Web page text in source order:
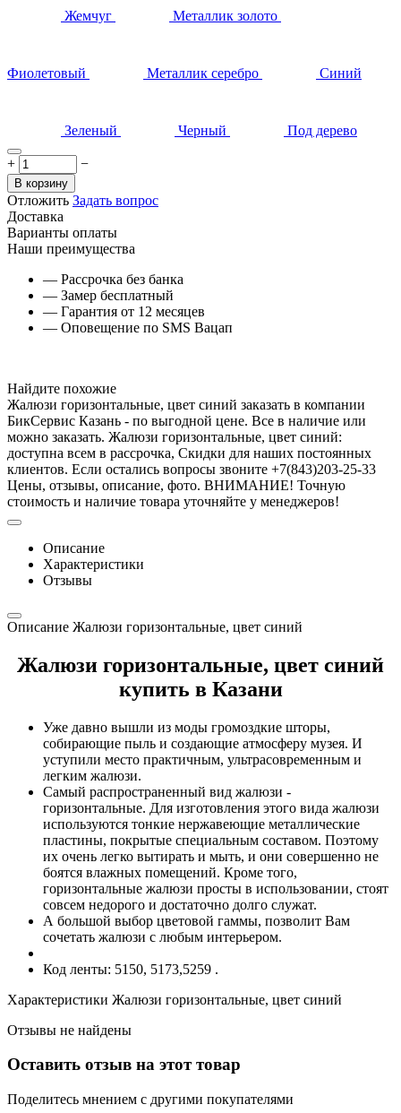
Жемчуг Металлик золото
Фиолетовый Металлик серебро Синий
Зеленый Черный Под дерево
+ −
В корзину
Отложить Задать вопрос
Доставка
Варианты оплаты
Наши преимущества
— Рассрочка без банка
— Замер бесплатный
— Гарантия от 12 месяцев
— Оповещение по SMS Вацап
Найдите похожие
Жалюзи горизонтальные, цвет синий заказать в компании
БикСервис Казань - по выгодной цене. Все в наличие или
можно заказать. Жалюзи горизонтальные, цвет синий:
доступна всем в рассрочка, Скидки для наших постоянных
клиентов. Если остались вопросы звоните +7(843)203-25-33
Цены, отзывы, описание, фото. ВНИМАНИЕ! Точную
стоимость и наличие товара уточняйте у менеджеров!
Описание
Характеристики
Отзывы
Описание Жалюзи горизонтальные, цвет синий
Жалюзи горизонтальные, цвет синий
купить в Казани
Уже давно вышли из моды громоздкие шторы,
собирающие пыль и создающие атмосферу музея. И
уступили место практичным, ультрасовременным и
легким жалюзи.
Самый распространенный вид жалюзи -
горизонтальные. Для изготовления этого вида жалюзи
используются тонкие нержавеющие металлические
пластины, покрытые специальным составом. Поэтому
их очень легко вытирать и мыть, и они совершенно не
боятся влажных помещений. Кроме того,
горизонтальные жалюзи просты в использовании, стоят
совсем недорого и достаточно долго служат.
А большой выбор цветовой гаммы, позволит Вам
сочетать жалюзи с любым интерьером.
Код ленты: 5150, 5173,5259 .
Характеристики Жалюзи горизонтальные, цвет синий
Отзывы не найдены
Оставить отзыв на этот товар
Поделитесь мнением с другими покупателями